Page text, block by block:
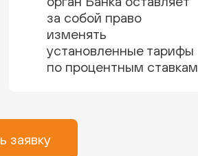
за собой право
изменять
установленные тарифы
по процентным ставкам
заявку